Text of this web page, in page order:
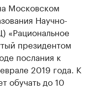
Московском
Научно-
«Рациональное
президентом
послания к
2019 года. К
обучать до 10